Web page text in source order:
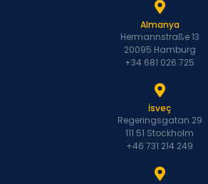
Almanya
Hermannstraße 13
20095 Hamburg
+34 681 026 725
İsveç
Regeringsgatan 29
111 51 Stockholm
+46 731 214 249